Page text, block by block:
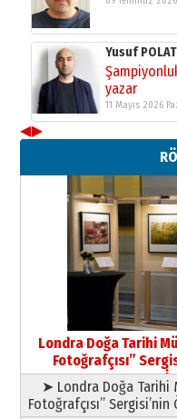
Yusuf POLAT
yazar
11 Mayıs 2026
Neşat YALÇIN
Paranın Aile
03 Ağustos 2026 Pazartesi
Yıldırım
HAVVA’NIN
09 Temmuz
Yusuf POLAT
yazar
11 Mayıs 2026
◀▶
Londra Doğa Tarihi
Fotoğrafçısı”
➤ Londra Doğa Tarihi
Fotoğrafçısı”